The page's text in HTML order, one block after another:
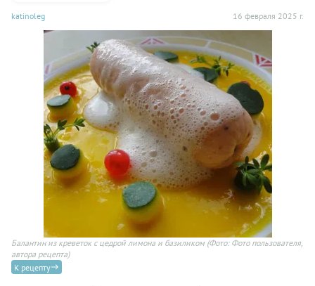
katinoleg 16 февраля 2025 г.
Балантин из креветок с цедрой лимона и базиликом (Фото: Фото пользователя,
автора рецепта)
К рецепту